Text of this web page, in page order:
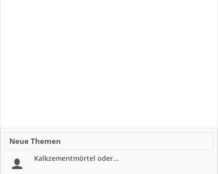
Neue Themen
Kalkzementmörtel oder...